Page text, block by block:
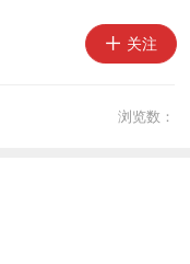
关注
浏览数：